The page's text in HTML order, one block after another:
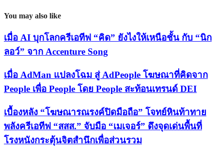
You may also like
เมื่อ AI บุกโลกครีเอทีฟ “คิด” ยังไงให้เหนือชั้น กับ “นิก
ลอว์” จาก Accenture Song
เมื่อ AdMan แปลงโฉม สู่ AdPeople โฆษณาที่คิดจาก
People เพื่อ People โดย People สะท้อนเทรนด์ DEI
เบื้องหลัง “โฆษณารณรงค์ปิดมือถือ” โจทย์หินท้าทาย
พลังครีเอทีฟ “สสส.” จับมือ “เมเจอร์” ดึงจุดเด่นพื้นที่
โรงหนังกระตุ้นจิตสำนึกเพื่อส่วนรวม